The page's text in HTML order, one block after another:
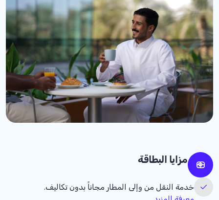
مزايا البطاقة
خدمة النقل من وإلى المطار مجاناً بدون تكاليف.